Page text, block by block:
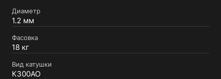
Диаметр
1.2 мм
Фасовка
18 кг
Вид катушки
К300АО